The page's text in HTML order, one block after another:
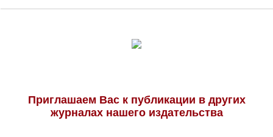
Приглашаем Вас к публикации в других
журналах нашего издательства